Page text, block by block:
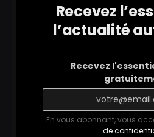
Recevez
l’actualité
Recevez
En vous abonnant, vous
de